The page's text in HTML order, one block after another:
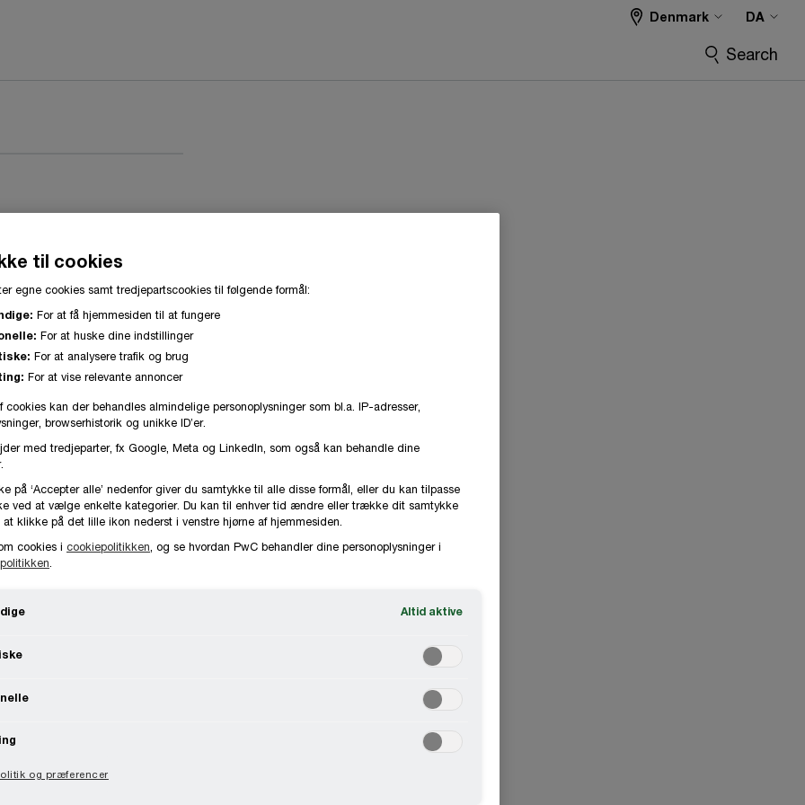
Denmark DA
Search
til cookies
egne cookies samt tredjepartscookies til følgende formål:
For at få hjemmesiden til at fungere
For at huske dine indstillinger
For at analysere trafik og brug
For at vise relevante annoncer
cookies kan der behandles almindelige personoplysninger som bl.a. IP-adresser,
browserhistorik og unikke ID’er.
med tredjeparter, fx Google, Meta og LinkedIn, som også kan behandle dine
på ‘Accepter alle’ nedenfor giver du samtykke til alle disse formål, eller du kan tilpasse
ved at vælge enkelte kategorier. Du kan til enhver tid ændre eller trække dit samtykke
klikke på det lille ikon nederst i venstre hjørne af hjemmesiden.
cookies i cookiepolitikken , og se hvordan PwC behandler dine personoplysninger i
Altid aktive
og præferencer